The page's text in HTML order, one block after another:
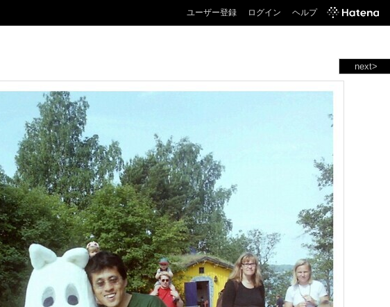
ユーザー登録 ログイン ヘルプ
next>